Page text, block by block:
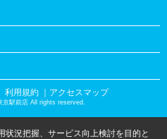
利用規約 ｜アクセスマップ
京駅前店 All rights reserved.
状況把握、サービス向上検討を目的と